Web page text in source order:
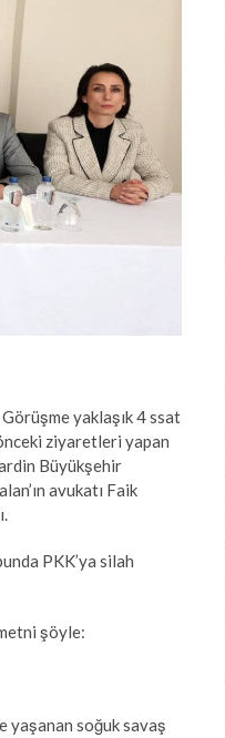
yaklaşık 4 ssat
ziyaretleri yapan
Büyükşehir
avukatı Faik
PKK’ya silah
şöyle:
yaşanan soğuk savaş